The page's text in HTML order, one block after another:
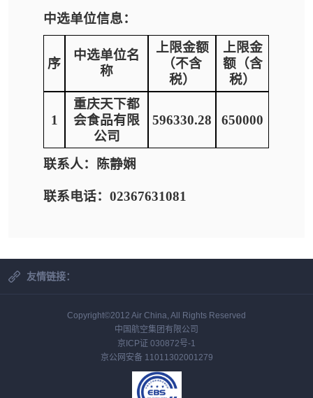
中选单位信息：
序
中选单位名
称
上限金额
（不含
税）
上限金
额（含
税）
1
重庆天下都
会食品有限
公司
596330.28 650000
联系人：陈静娴
联系电话：02367631081
友情链接：
Copyright©2012 Air China, All Rights Reserved
中国航空集团有限公司
京ICP证 030872号-1
京公网安备 11011302001279